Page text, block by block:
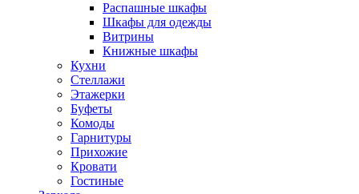
Распашные шкафы
Шкафы для одежды
Витрины
Книжные шкафы
Кухни
Стеллажи
Этажерки
Буфеты
Комоды
Гарнитуры
Прихожие
Кровати
Гостиные